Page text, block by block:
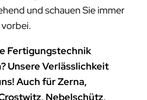
und schauen Sie immer
Fertigungstechnik
Unsere Verlässlichkeit
Auch für Zerna,
Nebelschütz,